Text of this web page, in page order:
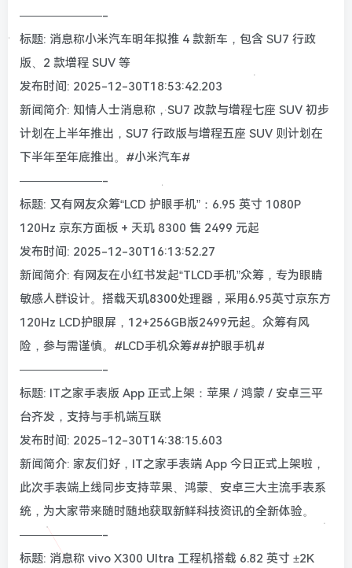
———————-
标题: 消息称小米汽车明年拟推 4 款新车，包含 SU7 行政
版、2 款增程 SUV 等
发布时间: 2025-12-30T18:53:42.203
新闻简介: 知情人士消息称，SU7 改款与增程七座 SUV 初步
计划在上半年推出，SU7 行政版与增程五座 SUV 则计划在
下半年至年底推出。#小米汽车#
———————-
标题: 又有网友众筹“LCD 护眼手机”：6.95 英寸 1080P
120Hz 京东方面板 + 天玑 8300 售 2499 元起
发布时间: 2025-12-30T16:13:52.27
新闻简介: 有网友在小红书发起“TLCD手机”众筹，专为眼睛
敏感人群设计。搭载天玑8300处理器，采用6.95英寸京东方
120Hz LCD护眼屏，12+256GB版2499元起。众筹有风
险，参与需谨慎。#LCD手机众筹##护眼手机#
———————-
标题: IT之家手表版 App 正式上架：苹果 / 鸿蒙 / 安卓三平
台齐发，支持与手机端互联
发布时间: 2025-12-30T14:38:15.603
新闻简介: 家友们好，IT之家手表端 App 今日正式上架啦，
此次手表端上线同步支持苹果、鸿蒙、安卓三大主流手表系
统，为大家带来随时随地获取新鲜科技资讯的全新体验。
———————-
标题: 消息称 vivo X300 Ultra 工程机搭载 6.82 英寸 ±2K